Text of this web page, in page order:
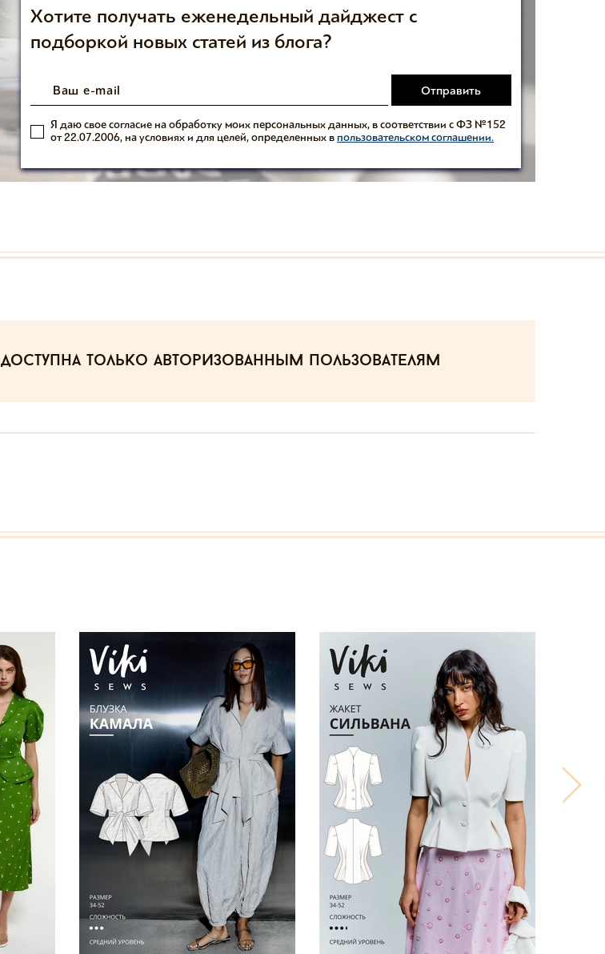
Хотите получать еженедельный дайджест с
подборкой новых статей из блога?
Отправить
Я даю свое согласие на обработку моих персональных данных, в соответствии с ФЗ №152
от 22.07.2006, на условиях и для целей, определенных впользовательском соглашении.
доступна только авторизованным пользователям